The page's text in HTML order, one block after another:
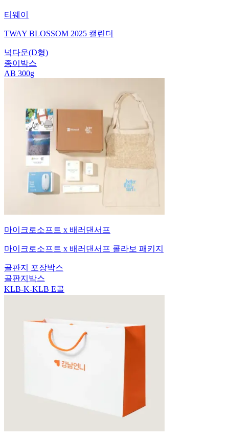
티웨이
TWAY BLOSSOM 2025 캘린더
넉다운(D형)
종이박스
AB 300g
마이크로소프트 x 배러댄서프
마이크로소프트 x 배러댄서프 콜라보 패키지
골판지 포장박스
골판지박스
KLB-K-KLB E골